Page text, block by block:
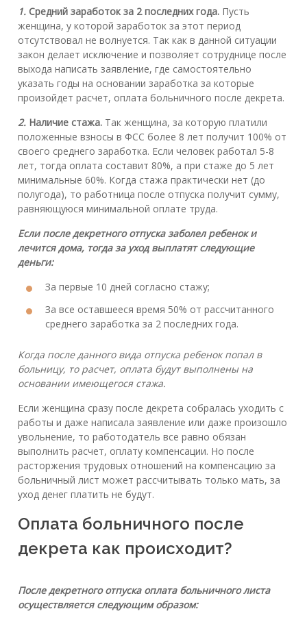
1. Средний заработок за 2 последних года. Пусть
женщина, у которой заработок за этот период
отсутствовал не волнуется. Так как в данной ситуации
закон делает исключение и позволяет сотруднице после
выхода написать заявление, где самостоятельно
указать годы на основании заработка за которые
произойдет расчет, оплата больничного после декрета.
2. Наличие стажа. Так женщина, за которую платили
положенные взносы в ФСС более 8 лет получит 100% от
своего среднего заработка. Если человек работал 5-8
лет, тогда оплата составит 80%, а при стаже до 5 лет
минимальные 60%. Когда стажа практически нет (до
полугода), то работница после отпуска получит сумму,
равняющуюся минимальной оплате труда.
Если после декретного отпуска заболел ребенок и
лечится дома, тогда за уход выплатят следующие
деньги:
За первые 10 дней согласно стажу;
За все оставшееся время 50% от рассчитанного
среднего заработка за 2 последних года.
Когда после данного вида отпуска ребенок попал в
больницу, то расчет, оплата будут выполнены на
основании имеющегося стажа.
Если женщина сразу после декрета собралась уходить с
работы и даже написала заявление или даже произошло
увольнение, то работодатель все равно обязан
выполнить расчет, оплату компенсации. Но после
расторжения трудовых отношений на компенсацию за
больничный лист может рассчитывать только мать, за
уход денег платить не будут.
Оплата больничного после
декрета как происходит?
После декретного отпуска оплата больничного листа
осуществляется следующим образом: